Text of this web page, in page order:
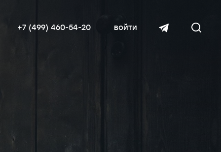
читать далее
+7 (499) 460-54-20 войти